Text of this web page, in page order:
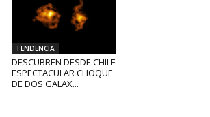
TENDENCIA
DESCUBREN DESDE CHILE
ESPECTACULAR CHOQUE
DE DOS GALAX...